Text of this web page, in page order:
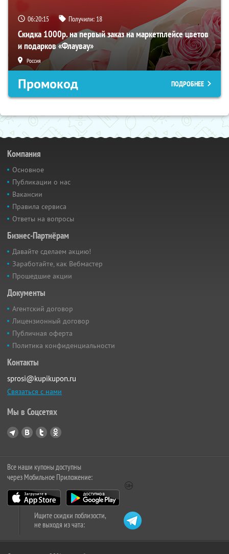
06:20:14 Получили: 18
Скидка 1000р. на первый заказ на маркетплейсе цветов
и подарков «Флаувау»
Россия
Промокод ПОДРОБНЕЕ
Компания
Основное
Публикации о нас
Вакансии
Правила сервиса
Ответы на вопросы
Бизнес-Партнёрам
Давайте сделаем акцию!
Заработайте, как Вебмастер
Прошедшие акции
Документы
Агентский договор
Лицензионный договор
Публичная оферта
Политика конфиденциальности
Контакты
sprosi@kupikupon.ru
Связаться с нами
Мы в Соцсетях
Все наши купоны доступны
через Мобильное Приложение:
Ищите скидки поблизости,
не выходя из чата: